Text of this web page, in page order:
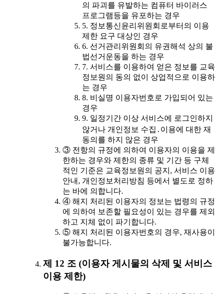
의 파괴를 유발하는 컴퓨터 바이러스
프로그램등을 유포하는 경우
5. 정보통신윤리위원회로부터의 이용
제한 요구 대상인 경우
6. 선거관리위원회의 유권해석 상의 불
법선거운동을 하는 경우
7. 서비스를 이용하여 얻은 정보를 교육
정보원의 동의 없이 상업적으로 이용하
는 경우
8. 비실명 이용자번호로 가입되어 있는
경우
9. 일정기간 이상 서비스에 로그인하지
않거나 개인정보 수집․이용에 대한 재
동의를 하지 않은 경우
③ 전항의 규정에 의하여 이용자의 이용을 제
한하는 경우와 제한의 종류 및 기간 등 구체
적인 기준은 교육정보원의 공지, 서비스 이용
안내, 개인정보처리방침 등에서 별도로 정하
는 바에 의합니다.
④ 해지 처리된 이용자의 정보는 법령의 규정
에 의하여 보존할 필요성이 있는 경우를 제외
하고 지체 없이 파기합니다.
⑤ 해지 처리된 이용자번호의 경우, 재사용이
불가능합니다.
제 12 조 (이용자 게시물의 삭제 및 서비스
이용 제한)